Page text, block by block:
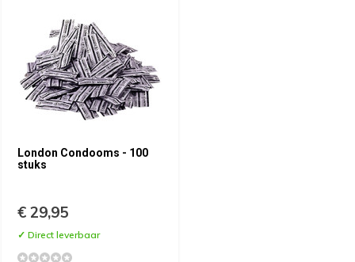
London Condooms - 100
stuks
€ 29,95
✓ Direct leverbaar